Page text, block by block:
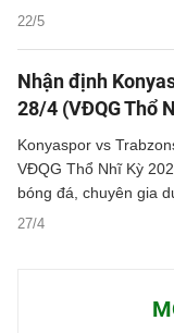
22/5
thông tin phân tích tỷ
Nhận định
28/4 (VĐQG Thổ
27/4
Konyaspor vs
VĐQG Thổ Nhĩ Kỳ
bóng đá, chuyên gia
thông tin phân tích tỷ